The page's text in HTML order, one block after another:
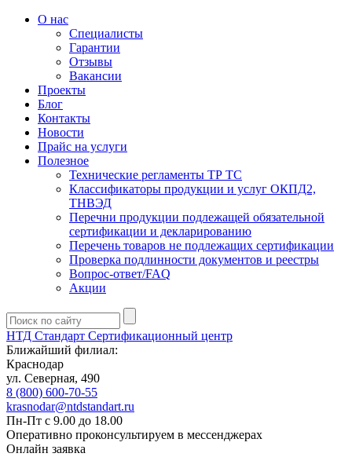
О нас
Специалисты
Гарантии
Отзывы
Вакансии
Проекты
Блог
Контакты
Новости
Прайс на услуги
Полезное
Технические регламенты ТР ТС
Классификаторы продукции и услуг ОКПД2,
ТНВЭД
Перечни продукции подлежащей обязательной
сертификации и декларированию
Перечень товаров не подлежащих сертификации
Проверка подлинности документов и реестры
Вопрос-ответ/FAQ
Акции
НТД Стандарт Сертификационный центр
Ближайший филиал:
Краснодар
ул. ​​​​​​Северная, 490
8 (800) 600-70-55
krasnodar@ntdstandart.ru
Пн-Пт с 9.00 до 18.00
Оперативно проконсультируем в мессенджерах
Онлайн заявка